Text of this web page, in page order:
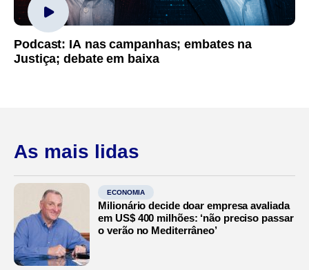
Podcast: IA nas campanhas; embates na
Justiça; debate em baixa
As mais lidas
ECONOMIA
Milionário decide doar empresa avaliada
em US$ 400 milhões: ‘não preciso passar
o verão no Mediterrâneo’